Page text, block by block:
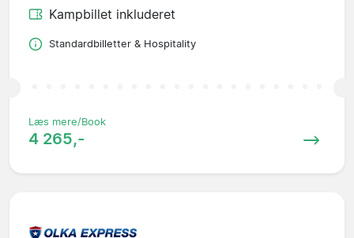
Kampbillet inkluderet
Standardbilletter & Hospitality
Læs mere/Book
4 265,-